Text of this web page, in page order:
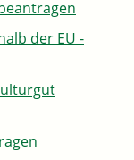
der EU -